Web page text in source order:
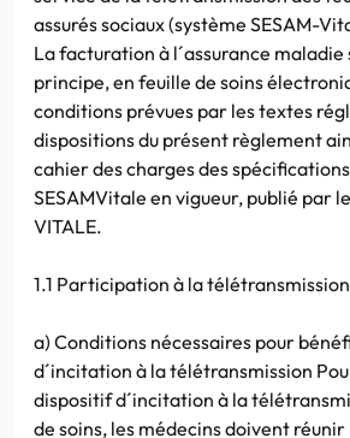
assurés sociaux (système SESAM-
La facturation à l´assurance maladie
principe, en feuille de soins
conditions prévues par les textes
dispositions du présent règlement
cahier des charges des
SESAMVitale en vigueur, publié par
VITALE.
1.1 Participation à la télétransmission
a) Conditions nécessaires pour
d´incitation à la télétransmission
dispositif d´incitation à la
de soins, les médecins doivent